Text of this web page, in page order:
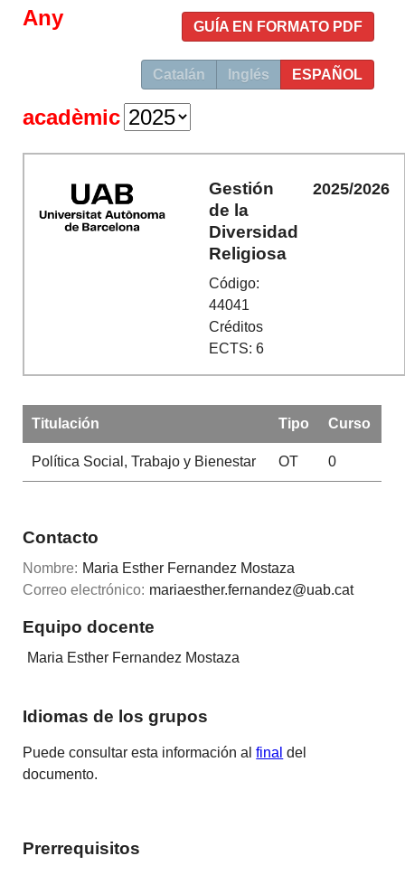
GUÍA EN FORMATO PDF
Catalán Inglés ESPAÑOL
Any
acadèmic
Gestión
de la
Diversidad
Religiosa
Código:
44041
Créditos
ECTS: 6
2025/2026
Titulación Tipo Curso
Política Social, Trabajo y Bienestar OT 0
Contacto
Nombre: Maria Esther Fernandez Mostaza
Correo electrónico: mariaesther.fernandez@uab.cat
Equipo docente
Maria Esther Fernandez Mostaza
Idiomas de los grupos
Puede consultar esta información alfinal del
documento.
Prerrequisitos